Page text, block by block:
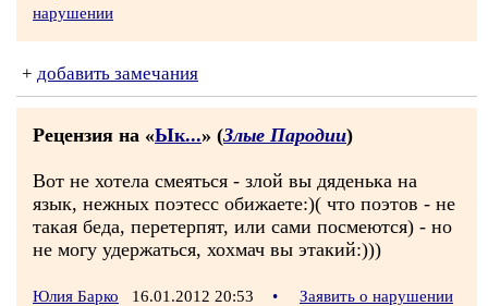
нарушении
+ добавить замечания
Рецензия на «Ык...» (Злые Пародии)
Вот не хотела смеяться - злой вы дяденька на
язык, нежных поэтeсс обижаете:)( что поэтов - не
такая беда, перетерпят, или сами посмеются) - но
не могу удержаться, хохмач вы этакий:)))
Юлия Барко 16.01.2012 20:53 • Заявить о нарушении